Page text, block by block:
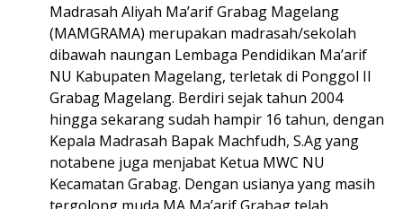
Madrasah Aliyah Ma’arif Grabag Magelang
(MAMGRAMA) merupakan madrasah/sekolah
dibawah naungan Lembaga Pendidikan Ma’arif
NU Kabupaten Magelang, terletak di Ponggol II
Grabag Magelang. Berdiri sejak tahun 2004
hingga sekarang sudah hampir 16 tahun, dengan
Kepala Madrasah Bapak Machfudh, S.Ag yang
notabene juga ­menjabat Ketua MWC NU
Kecamatan Grabag. Dengan usianya yang masih